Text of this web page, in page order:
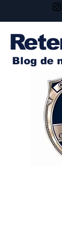
Blog de